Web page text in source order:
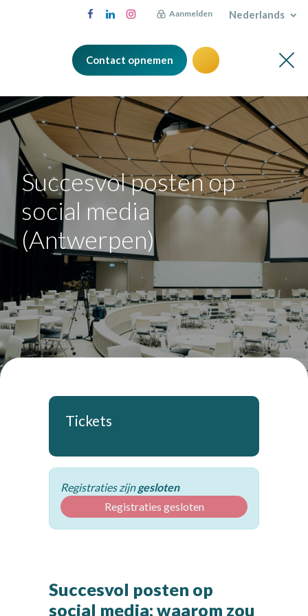
Aanmelden Nederlands
Contact opnemen
Succesvol posten op
social media
(Antwerpen)
Tickets
Registraties zijngesloten
Registraties gesloten
Succesvol posten op
social media: waarom zou